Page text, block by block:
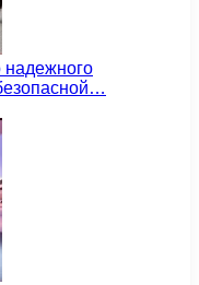
надежного